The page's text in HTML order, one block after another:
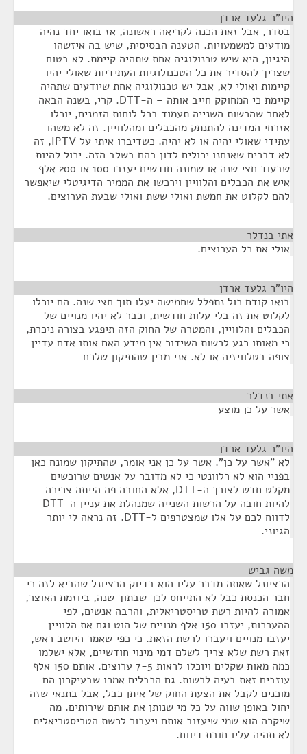
היו"ר גלעד ארדן
בסדר, אבל זאת הכנה לקריאה ראשונה, אז בואו יחד נהיה
מודעים למשמעויות. הטענה הבסיסית, שיש בה איזשהו
היגיון, היא שיש טכנולוגיה אחת שתהיה קיימת. לא בטוח
שצריך להסדיר את כל הטכנולוגיות העתידיות שאולי יהיו
קיימות ואולי לא, אבל יש טכנולוגיה אחת שיודעים שתהיה
קיימת כי המחוקק חייב אותה – ה-DTT. קרי, בשנה הבאה
לאחר שהרשות השנייה תעמוד בכל לוחות הזמנים, יוכלו
אזרחי המדינה להתנתק מהכבלים ומהלוויין. זה לא משהו
עתידי שאולי יהיה או לא יהיה. כשדיברו איתי על IPTV, זה
לא דברים שאנחנו יכולים לדון בהם בשלב הזה. יכול להיות
שבעוד חצי שנה או שמונה חודשים יעזבו 100 או 200 אלף
איש את הכבלים והלוויין וירכשו את הממיר הדיגיטלי שיאפשר
להם לקלוט את חמשת ואולי ששת ואולי שבעת הערוצים.
אתי בנדלר
אולי את כל הערוצים.
היו"ר גלעד ארדן
בואו קודם כול נתפלל שחמישה יעלו תוך חצי שנה. הם יוכלו
לקלוט את זה בלי עלות חודשית, וכבר לא יהיו מנויים של
הכבלים והלוויין, והמטרה של החוק הזה תיפגע בצורה ניכרת,
כי מאותו רגע לרשות השידור אין מידע האם אותו אדם עדיין
צופה בטלוויזיה או לא. אני מבין שהתיקון שלכם- -
אתי בנדלר
אשר על כן מוצע- -
היו"ר גלעד ארדן
לא "אשר על כן". אשר על כן אני אומר, שהתיקון שמונח כאן
בפניי הוא לא רלוונטי כי לא מדובר על אנשים שרוכשים
מקלט חדש לצורך ה-DTT, אלא החובה פה הייתה צריכה
להיות חובה על הרשות השנייה שמנהלת את עניין ה-DTT
לדווח לכם על אלו שמצטרפים ל-DTT. זה נראה לי יותר
הגיוני.
משה גביש
הרציונל שאתה מדבר עליו הוא בדיוק הרציונל שהביא לזה כי
חבר הכנסת כבל לא התייחס לכך שבתוך שנה, ביוזמת האוצר,
אמורה להיות רשת טריסטריאלית, והרבה אנשים, לפי
ההערכות, יעזבו 150 אלף מנויים של הוט וגם את הלוויין
יעזבו מנויים ויעברו לרשת הזאת. כי כפי שאמר היושב ראש,
זאת רשת שלא צריך לשלם דמי מינוי חודשיים, אלא ישלמו
כמה מאות שקלים ויוכלו לראות 7-5 ערוצים. אותם 150 אלף
עוזבים זאת בעיה לרשות. גם הכבלים אמרו שבעיקרון הם
מוכנים לקבל את הצעת החוק של איתן כבל, אבל בתנאי שזה
יחול באופן שווה על כל מי שנותן את אותם שירותים. מה
שיקרה הוא שמי שיעזוב אותם ויעבור לרשת הטריסטריאלית
לא תהיה עליו חובת דיווח.